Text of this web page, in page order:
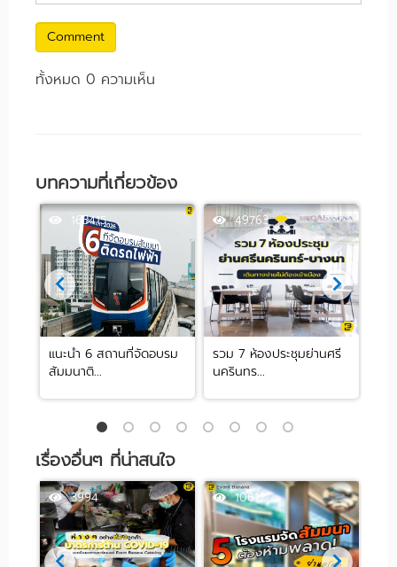
Comment
ทั้งหมด 0 ความเห็น
บทความที่เกี่ยวข้อง
163415
แนะนำ 6 สถานที่จัดอบรม
สัมมนาติ...
49763
รวม 7 ห้องประชุมย่านศรี
นครินทร...
เรื่องอื่นๆ ที่น่าสนใจ
3994 10612